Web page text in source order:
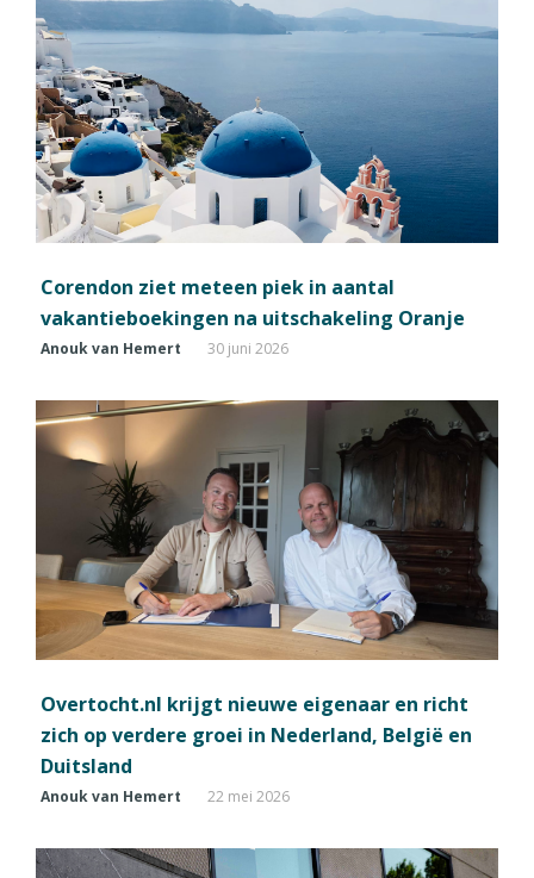
Corendon ziet meteen piek in aantal
vakantieboekingen na uitschakeling Oranje
Anouk van Hemert 30 juni 2026
Overtocht.nl krijgt nieuwe eigenaar en richt
zich op verdere groei in Nederland, België en
Duitsland
Anouk van Hemert 22 mei 2026